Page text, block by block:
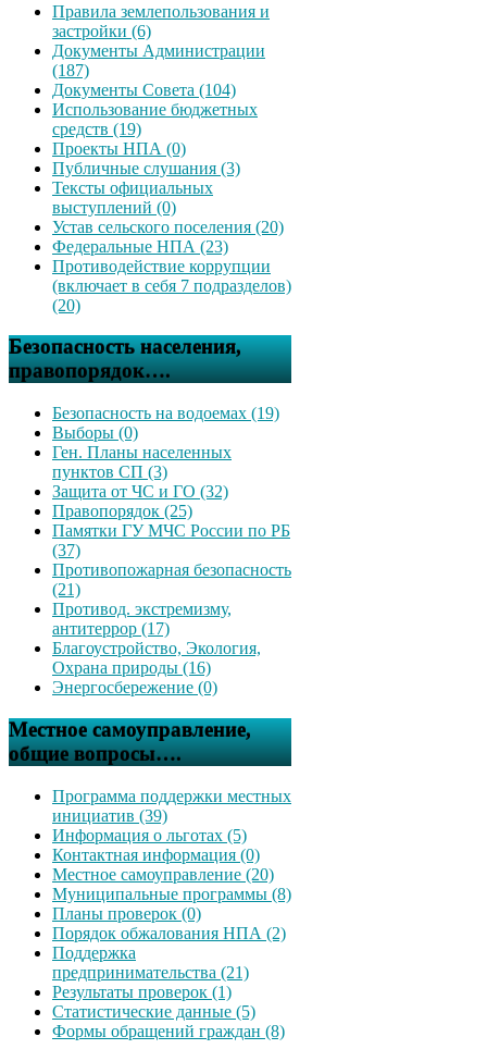
Правила землепользования и
застройки (6)
Документы Администрации
(187)
Документы Совета (104)
Использование бюджетных
средств (19)
Проекты НПА (0)
Публичные слушания (3)
Тексты официальных
выступлений (0)
Устав сельского поселения (20)
Федеральные НПА (23)
Противодействие коррупции
(включает в себя 7 подразделов)
(20)
Безопасность населения,
правопорядок….
Безопасность на водоемах (19)
Выборы (0)
Ген. Планы населенных
пунктов СП (3)
Защита от ЧС и ГО (32)
Правопорядок (25)
Памятки ГУ МЧС России по РБ
(37)
Противопожарная безопасность
(21)
Противод. экстремизму,
антитеррор (17)
Благоустройство, Экология,
Охрана природы (16)
Энергосбережение (0)
Местное самоуправление,
общие вопросы….
Программа поддержки местных
инициатив (39)
Информация о льготах (5)
Контактная информация (0)
Местное самоуправление (20)
Муниципальные программы (8)
Планы проверок (0)
Порядок обжалования НПА (2)
Поддержка
предпринимательства (21)
Результаты проверок (1)
Статистические данные (5)
Формы обращений граждан (8)